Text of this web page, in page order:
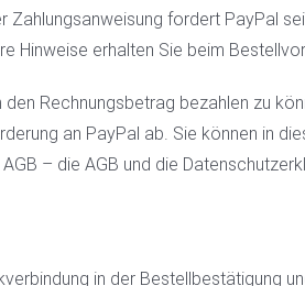
fordert PayPal
Hinweise erhalten Sie beim
den Rechnungsbetrag bezahlen zu
an PayPal ab. Sie können in
– die AGB und die
in der Bestellbestätigung